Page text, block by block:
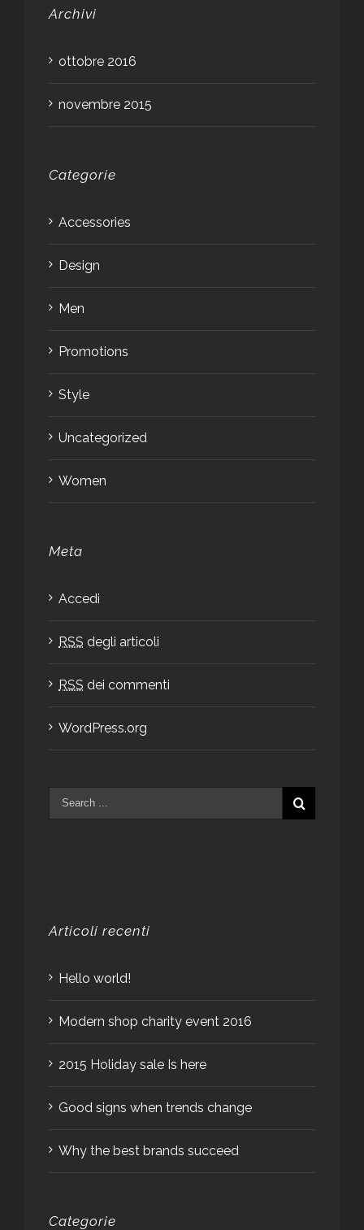
Archivi
ottobre 2016
novembre 2015
Categorie
Accessories
Design
Men
Promotions
Style
Uncategorized
Women
Meta
Accedi
RSS degli articoli
RSS dei commenti
WordPress.org
Articoli recenti
Hello world!
Modern shop charity event 2016
2015 Holiday sale Is here
Good signs when trends change
Why the best brands succeed
Categorie